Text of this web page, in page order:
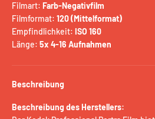
Filmart: Farb-Negativfilm
Filmformat: 120 (Mittelformat)
Empfindlichkeit: ISO 160
Länge: 5x 4-16 Aufnahmen
Beschreibung
Beschreibung des Herstellers: